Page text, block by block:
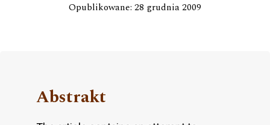
Opublikowane: 28 grudnia 2009
Abstrakt